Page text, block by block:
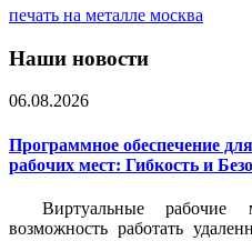
печать на металле москва
Наши новости
06.08.2026
Программное обеспечение
рабочих мест: Гибкость и
Виртуальные
возможность работать